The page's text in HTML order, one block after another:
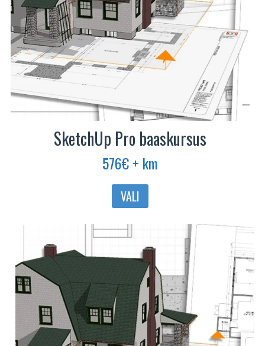
SketchUp Pro baaskursus
576€+ km
VALI
Sellel
varianti.
Valikuid
saab
teha
tootelehel.